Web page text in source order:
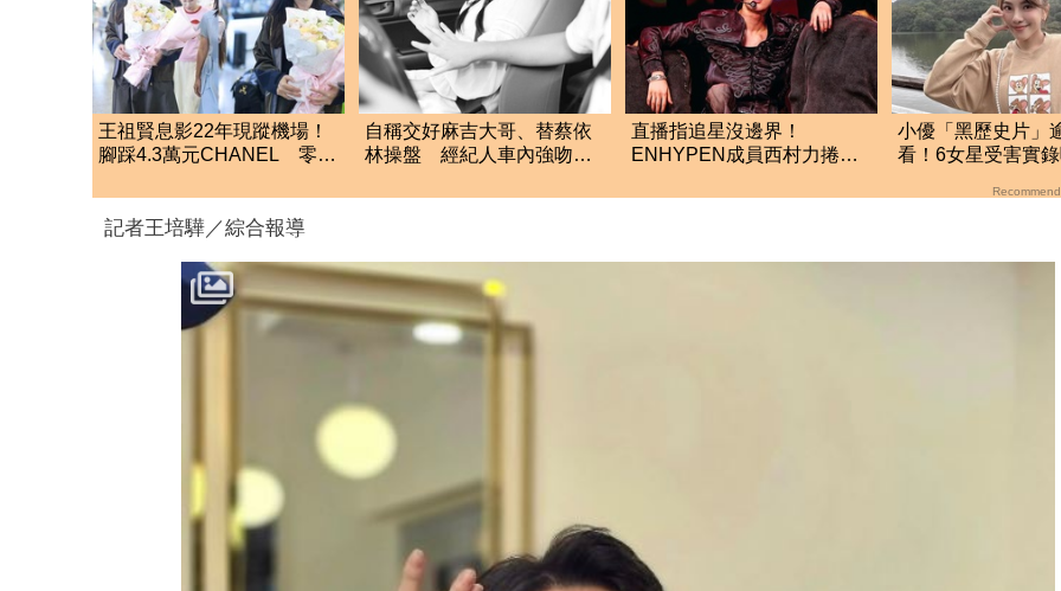
王祖賢息影22年現蹤機場！
腳踩4.3萬元CHANEL 零修
自稱交好麻吉大哥、替蔡依
林操盤 經紀人車內強吻女
直播指追星沒邊界！
ENHYPEN成員西村力捲輕
絲
小優「黑歷史片」
看！6女星受害實
記者王培驊／綜合報導